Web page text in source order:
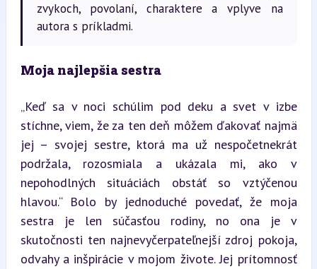
zvykoch, povolaní, charaktere a vplyve na
autora s príkladmi.
Moja najlepšia sestra
„Keď sa v noci schúlim pod deku a svet v izbe
stíchne, viem, že za ten deň môžem ďakovať najmä
jej – svojej sestre, ktorá ma už nespočetnekrát
podržala, rozosmiala a ukázala mi, ako v
nepohodlných situáciách obstáť so vztýčenou
hlavou.“ Bolo by jednoduché povedať, že moja
sestra je len súčasťou rodiny, no ona je v
skutočnosti ten najnevyčerpateľnejší zdroj pokoja,
odvahy a inšpirácie v mojom živote. Jej prítomnosť